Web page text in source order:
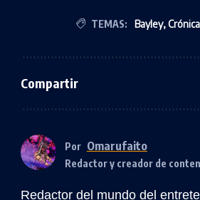
TEMAS: Bayley,Crónica
Compartir
Por Omarufaito
Redactor y creador de
Redactor del mundo del